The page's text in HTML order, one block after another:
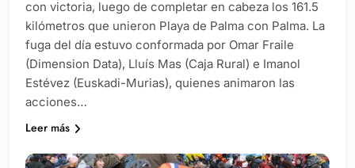
con victoria, luego de completar en cabeza los 161.5
kilómetros que unieron Playa de Palma con Palma. La
fuga del día estuvo conformada por Omar Fraile
(Dimension Data), Lluís Mas (Caja Rural) e Imanol
Estévez (Euskadi-Murias), quienes animaron las
acciones…
Leer más